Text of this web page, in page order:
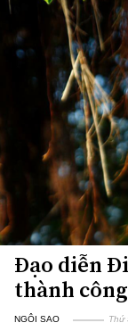
Đạo diễn
thành
NGÔI SAO Thứ